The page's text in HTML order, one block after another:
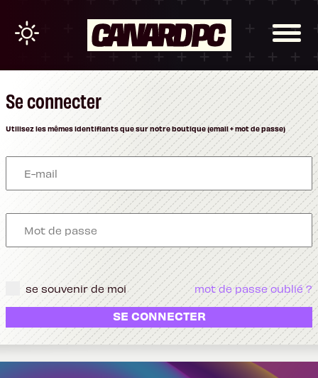
Se connecter
Utilisez les mêmes identifiants que sur notre boutique (email + mot de passe)
se souvenir de moi mot de passe oublié ?
SE CONNECTER